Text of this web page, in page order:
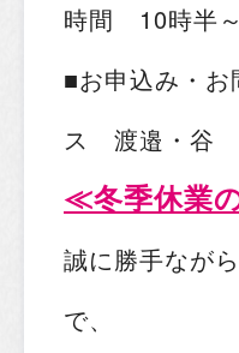
時間 10時半
■お申込み・
ス 渡邉・谷
≪冬季休業
誠に勝手ながら
で、